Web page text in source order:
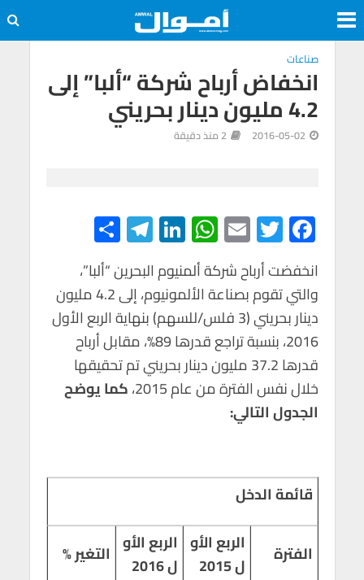
صناعات
انخفاض أرباح شركة “ألبا” إلى
4.2 مليون دينار بحريني
2016-05-02 2 منذ دقيقة
F
ac
e
b
o
o
k
T
wi
tt
er
E
m
ail
W
h
at
s
A
p
p
Li
n
ke
dI
n
Te
le
gr
a
m
h
ar
e
انخفضت أرباح شركة ألمنيوم البحرين “ألبا”،
والتي تقوم بصناعة الألمونيوم، إلى 4.2 مليون
دينار بحريني (3 فلس/للسهم) بنهاية الربع الأول
2016، بنسبة تراجع قدرها 89%، مقابل أرباح
قدرها 37.2 مليون دينار بحريني تم تحقيقها
خلال نفس الفترة من عام 2015،
كما يوضح
الجدول التالي:
قائمة الدخل
الفترة
الربع الأو
ل 2015
الربع الأو
ل 2016
التغير %